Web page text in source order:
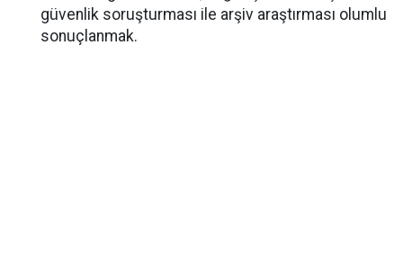
güvenlik soruşturması ile arşiv araştırması olumlu
sonuçlanmak.